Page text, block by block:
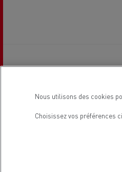
Nous utilisons des cookies
Choisissez vos préférences